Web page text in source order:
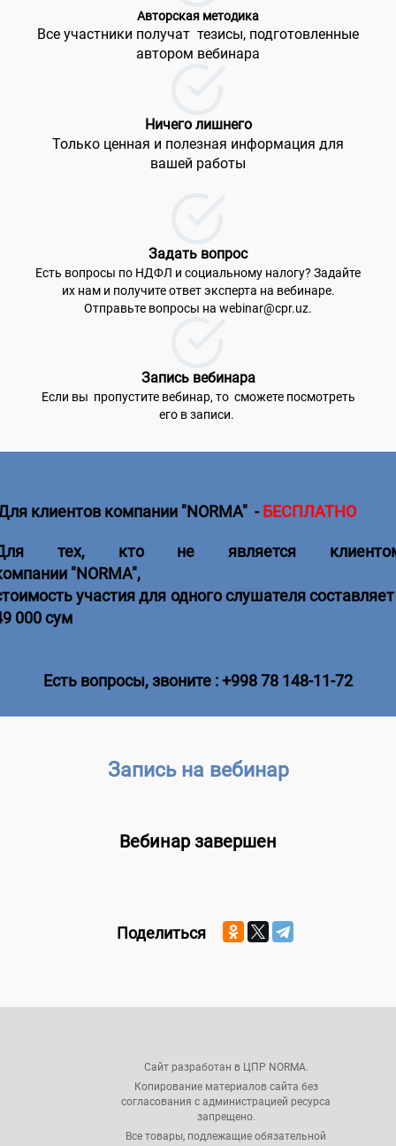
Авторская методика
Все участники получат тезисы, подготовленные
автором вебинара
Ничего лишнего
Только ценная и полезная информация для
вашей работы
Задать вопрос
Есть вопросы по НДФЛ и социальному налогу? Задайте
их нам и получите ответ эксперта на вебинаре.
Отправьте вопросы на webinar@cpr.uz.
Запись вебинара
Если вы пропустите вебинар, то сможете посмотреть
его в записи.
клиентов компании "NORMA" - БЕСПЛАТНО
тех, кто не является
"NORMA",
участия для одного слушателя составляет
000 сум
Есть вопросы, звоните : +998 78 148-11-72
Запись на вебинар
Вебинар завершен
Поделиться
Сайт разработан в ЦПР NORMA.
Копирование материалов сайта без
согласования с администрацией ресурса
запрещено.
Все товары, подлежащие обязательной